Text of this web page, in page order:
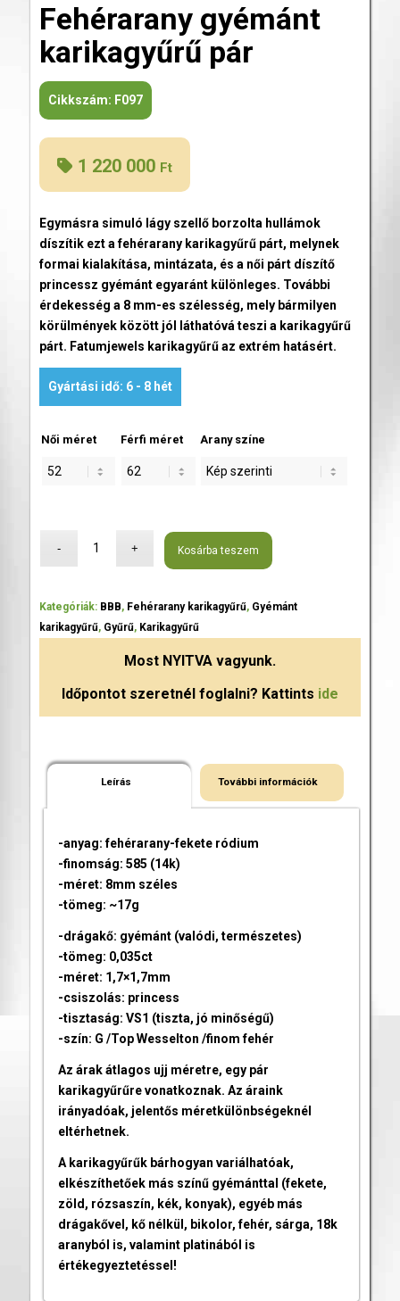
Fehérarany gyémánt
karikagyűrű pár
Cikkszám: F097
1 220 000 Ft
Egymásra simuló lágy szellő borzolta hullámok
díszítik ezt a fehérarany karikagyűrű párt, melynek
formai kialakítása, mintázata, és a női párt díszítő
princessz gyémánt egyaránt különleges. További
érdekesség a 8 mm-es szélesség, mely bármilyen
körülmények között jól láthatóvá teszi a karikagyűrű
párt. Fatumjewels karikagyűrű az extrém hatásért.
Gyártási idő: 6 - 8 hét
Női méret Férfi méret Arany színe
Kosárba teszem
Kategóriák: BBB, Fehérarany karikagyűrű, Gyémánt
karikagyűrű, Gyűrű, Karikagyűrű
Most NYITVAvagyunk.
Időpontot szeretnél foglalni? Kattints ide
Leírás További információk
-anyag: fehérarany-fekete ródium
-finomság: 585 (14k)
-méret: 8mm széles
-tömeg: ~17g
-drágakő: gyémánt (valódi, természetes)
-tömeg: 0,035ct
-méret: 1,7×1,7mm
-csiszolás: princess
-tisztaság: VS1 (tiszta, jó minőségű)
-szín: G /Top Wesselton /finom fehér
Az árak átlagos ujj méretre, egy pár
karikagyűrűre vonatkoznak. Az áraink
irányadóak, jelentős méretkülönbségeknél
eltérhetnek.
A karikagyűrűk bárhogyan variálhatóak,
elkészíthetőek más színű gyémánttal (fekete,
zöld, rózsaszín, kék, konyak), egyéb más
drágakővel, kő nélkül, bikolor, fehér, sárga, 18k
aranyból is, valamint platinából is
értékegyeztetéssel!